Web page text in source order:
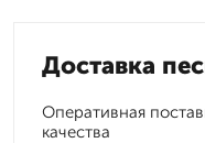
Доставка
Оперативная
качества